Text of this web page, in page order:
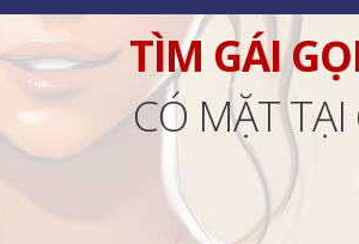
TÌM GÁI
CÓ MẶT